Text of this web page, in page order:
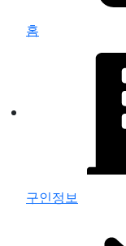
홈
구인정보